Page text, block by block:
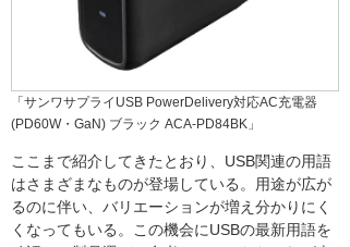
「サンワサプライUSB PowerDelivery対応AC充電器
(PD60W・GaN) ブラック ACA-PD84BK」
ここまで紹介してきたとおり、USB関連の用語
はさまざまなものが登場している。用途が広が
るのに伴い、バリエーションが増え分かりにく
くなってもいる。この機会にUSBの最新用語を